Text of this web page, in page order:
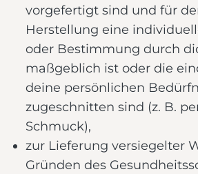
vorgefertigt sind und für
Herstellung eine
oder Bestimmung durch
maßgeblich ist oder die
deine persönlichen
zugeschnitten sind (z. B.
Schmuck),
zur Lieferung versiegelter
Gründen des